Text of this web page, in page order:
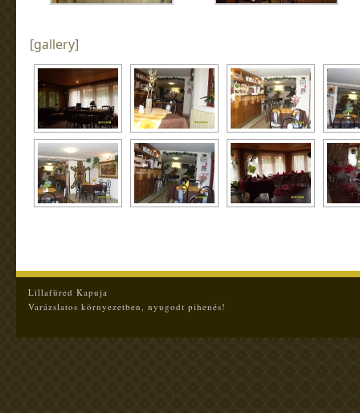
[gallery]
Lillafüred Kapuja
Varázslatos környezetben, nyugodt pihenés!